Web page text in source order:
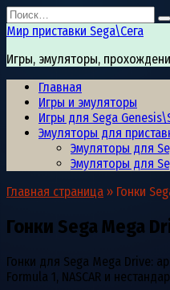
Перейти
к
содержанию
Search
for:
Мир приставки Sega\Сега
Игры, эмуляторы,
Главная
Игры и эмуляторы
Игры для Sega
Эмуляторы для
Эмуляторы для
Эмуляторы для
Главная страница » Гонки
Гонки Sega Mega
Гонки для Sega Mega Drive:
Formula 1, NASCAR и